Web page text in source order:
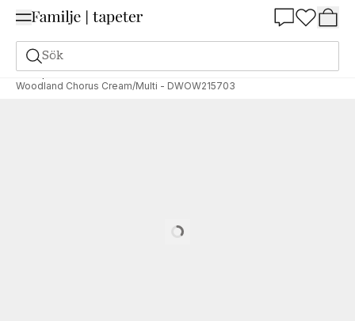
Sök
Tapeter Varumärken Sanderson Arboretum
Woodland Chorus Cream/Multi - DWOW215703
Loading…